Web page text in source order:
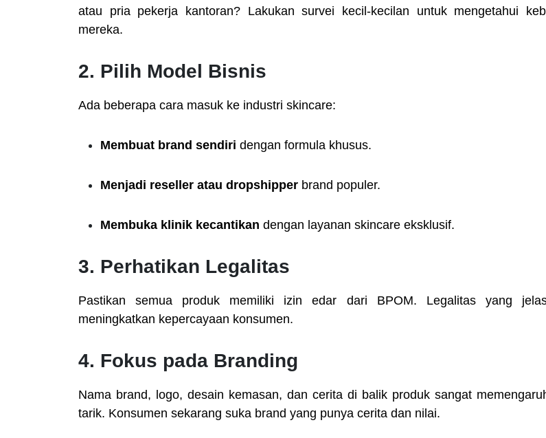
atau pria pekerja kantoran? Lakukan survei kecil-kecilan untuk mengetahui
mereka.
2. Pilih Model Bisnis
Ada beberapa cara masuk ke industri skincare:
Membuat brand sendiri dengan formula khusus.
Menjadi reseller atau dropshipper brand populer.
Membuka klinik kecantikan dengan layanan skincare eksklusif.
3. Perhatikan Legalitas
Pastikan semua produk memiliki izin edar dari BPOM. Legalitas yang
meningkatkan kepercayaan konsumen.
4. Fokus pada Branding
Nama brand, logo, desain kemasan, dan cerita di balik produk sangat
tarik. Konsumen sekarang suka brand yang punya cerita dan nilai.